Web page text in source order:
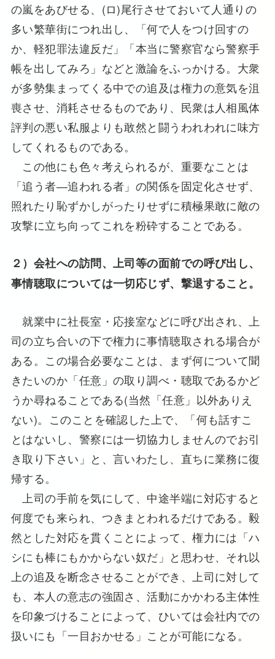
の嵐をあびせる、(ロ)尾行させておいて人通りの
多い繁華街につれ出し、「何で人をつけ回すの
か、軽犯罪法違反だ」「本当に警察官なら警察手
帳を出してみろ」などと激論をふっかける。大衆
が多勢集まってくる中での追及は権力の意気を沮
喪させ、消耗させるものであり、民衆は人相風体
評判の悪い私服よりも敢然と闘うわれわれに味方
してくれるものである。
この他にも色々考えられるが、重要なことは
「追う者―追われる者」の関係を固定化させず、
照れたり恥ずかしがったりせずに積極果敢に敵の
攻撃に立ち向ってこれを粉砕することである。
２）会社への訪問、上司等の面前での呼び出し、
事情聴取については一切応じず、撃退すること。
就業中に社長室・応接室などに呼び出され、上
司の立ち合いの下で権力に事情聴取される場合が
ある。この場合必要なことは、まず何について聞
きたいのか「任意」の取り調べ・聴取であるかど
うか尋ねることである(当然「任意」以外ありえ
ない)。このことを確認した上で、「何も話すこ
とはないし、警察には一切協力しませんのでお引
き取り下さい」と、言いわたし、直ちに業務に復
帰する。
上司の手前を気にして、中途半端に対応すると
何度でも来られ、つきまとわれるだけである。毅
然とした対応を貫くことによって、権力には「ハ
シにも棒にもかからない奴だ」と思わせ、それ以
上の追及を断念させることができ、上司に対して
も、本人の意志の強固さ、活動にかかわる主体性
を印象づけることによって、ひいては会社内での
扱いにも「一目おかせる」ことが可能になる。